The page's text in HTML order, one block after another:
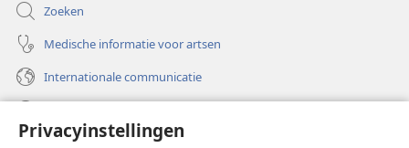
Privacyinstellingen
Zoeken
Medische informatie voor artsen
Internationale communicatie